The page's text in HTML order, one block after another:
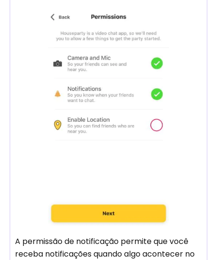
A permissão de notificação permite que você
receba notificações quando algo acontecer no